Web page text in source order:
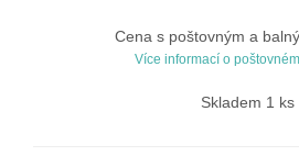
Cena s poštovným a
Více informací o
Skladem 1 ks